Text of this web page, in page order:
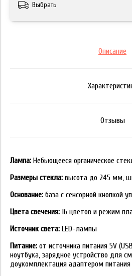
Выбрать
Описание
Отзывы
Лампа: Небьющееся органическое
Размеры стекла: высота до 245 мм,
Основание: база с сенсорной кнопкой
Цвета свечения: 16 цветов и режим
Источник света: LED-лампы
Питание: от источника питания 5V
ноутбука, зарядное устройство для
доукомплектация адаптером